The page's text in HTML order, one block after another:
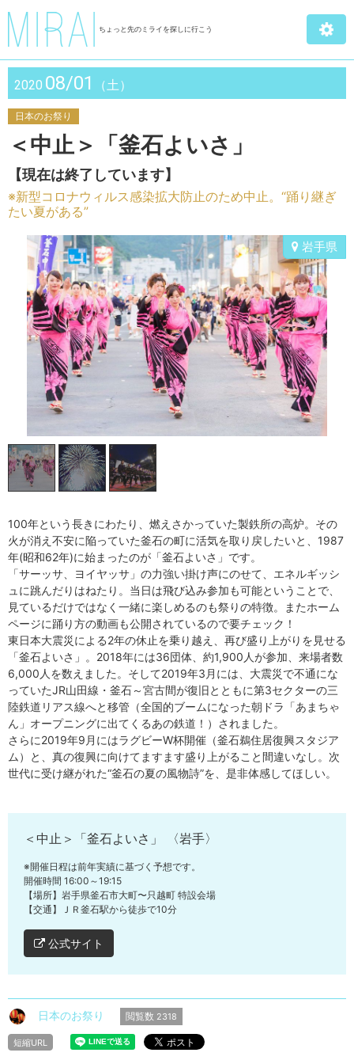
ちょっと先のミライを探しに行こう
2020 08/01 （土）
日本のお祭り
＜中止＞「釜石よいさ」
【現在は終了しています】
※新型コロナウィルス感染拡大防止のため中止。“踊り継ぎ
たい夏がある”
岩手県
100年という長きにわたり、燃えさかっていた製鉄所の高炉。その
火が消え不安に陥っていた釜石の町に活気を取り戻したいと、1987
年(昭和62年)に始まったのが「釜石よいさ」です。
「サーッサ、ヨイヤッサ」の力強い掛け声にのせて、エネルギッシ
ュに跳んだりはねたり。当日は飛び込み参加も可能ということで、
見ているだけではなく一緒に楽しめるのも祭りの特徴。またホーム
ページに踊り方の動画も公開されているので要チェック！
東日本大震災による2年の休止を乗り越え、再び盛り上がりを見せる
「釜石よいさ」。2018年には36団体、約1,900人が参加、来場者数
6,000人を数えました。そして2019年3月には、大震災で不通にな
っていたJR山田線・釜石～宮古間が復旧とともに第3セクターの三
陸鉄道リアス線へと移管（全国的ブームになった朝ドラ「あまちゃ
ん」オープニングに出てくるあの鉄道！）されました。
さらに2019年9月にはラグビーW杯開催（釜石鵜住居復興スタジア
ム）と、真の復興に向けてますます盛り上がること間違いなし。次
世代に受け継がれた“釜石の夏の風物詩”を、是非体感してほしい。
＜中止＞「釜石よいさ」 〈岩手〉
※開催日程は前年実績に基づく予想です。
開催時間 16:00～19:15
【場所】岩手県釜石市大町〜只越町 特設会場
【交通】ＪＲ釜石駅から徒歩で10分
公式サイト
日本のお祭り 閲覧数 2318
短縮URL